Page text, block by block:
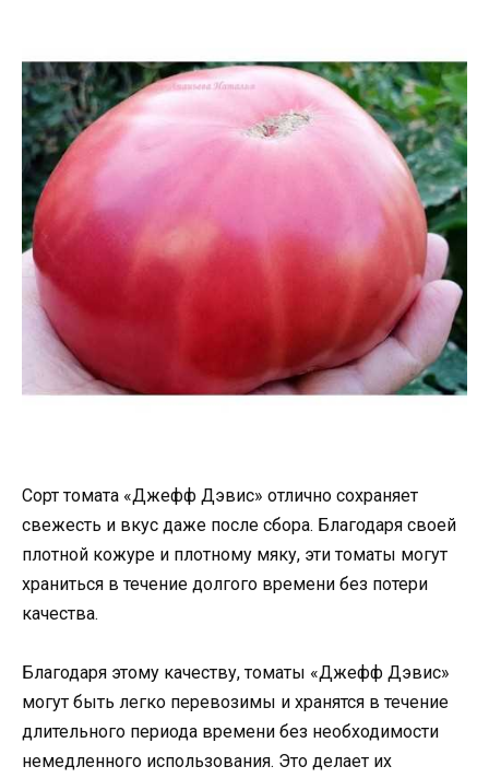
Сорт томата «Джефф Дэвис» отлично сохраняет
свежесть и вкус даже после сбора. Благодаря своей
плотной кожуре и плотному мяку, эти томаты могут
храниться в течение долгого времени без потери
качества.
Благодаря этому качеству, томаты «Джефф Дэвис»
могут быть легко перевозимы и хранятся в течение
длительного периода времени без необходимости
немедленного использования. Это делает их